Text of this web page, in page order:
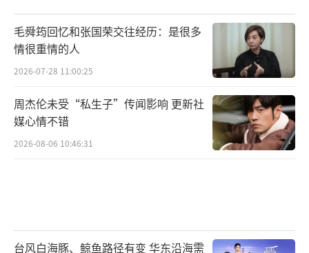
毛舜筠回忆和张国荣交往经历：是很多
情很重情的人
2026-07-28 11:00:25
周杰伦未受“私生子”传闻影响 更新社
媒心情不错
2026-08-06 10:46:31
台风白海豚、鲸鱼路径有变 华东沿海需